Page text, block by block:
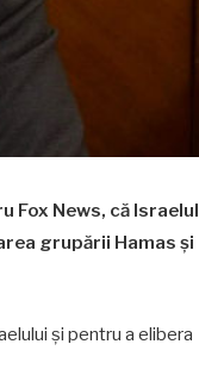
Fox News, că Israelul
grupării Hamas și
și pentru a elibera